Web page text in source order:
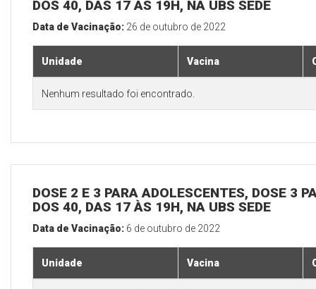
DOS 40, DAS 17 ÀS 19H, NA UBS SEDE
Data de Vacinação: 26 de outubro de 2022
Unidade Vacina
Nenhum resultado foi encontrado.
DOSE 2 E 3 PARA ADOLESCENTES, DOSE 3
DOS 40, DAS 17 ÀS 19H, NA UBS SEDE
Data de Vacinação: 6 de outubro de 2022
Unidade Vacina